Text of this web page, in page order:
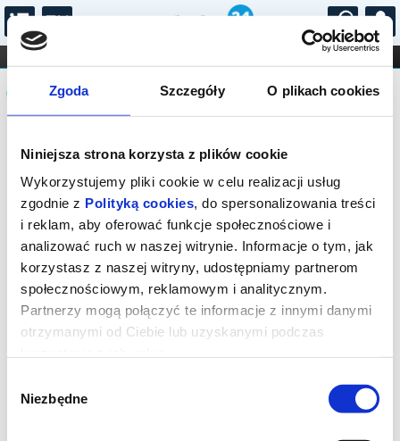
Zgoda Szczegóły O plikach cookies
Niniejsza strona korzysta z plików cookie
Wykorzystujemy pliki cookie w celu realizacji usług
zgodnie z Polityką cookies, do spersonalizowania treści
i reklam, aby oferować funkcje społecznościowe i
analizować ruch w naszej witrynie. Informacje o tym, jak
korzystasz z naszej witryny, udostępniamy partnerom
społecznościowym, reklamowym i analitycznym.
Partnerzy mogą połączyć te informacje z innymi danymi
otrzymanymi od Ciebie lub uzyskanymi podczas
zgody
Niezbędne
...
FILHARMONIA OPERA I BALET
STAND-UP
DLA DZIECI
Komunikat
Sprzedaż biletów on-line na wydarzenie
została zakończona.